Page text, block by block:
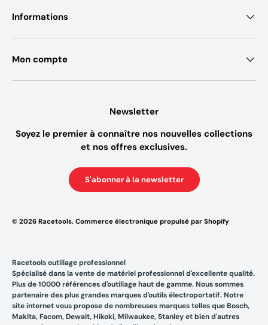
Informations
Mon compte
Newsletter
Soyez le premier à connaître nos nouvelles collections
et nos offres exclusives.
S'abonner à la newsletter
© 2026 Racetools. Commerce électronique propulsé par Shopify
Racetools outillage professionnel
Spécialisé dans la vente de matériel professionnel d'excellente qualité.
Plus de 10000 références d'outillage haut de gamme. Nous sommes
partenaire des plus grandes marques d'outils électroportatif. Notre
site internet vous propose de nombreuses marques telles que Bosch,
Makita, Facom, Dewalt, Hikoki, Milwaukee, Stanley et bien d'autres